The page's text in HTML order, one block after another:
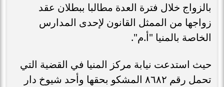
بالزواج خلال فترة العدة مطالبا ببطلان عقد
زواجها من الممثل القانون لإحدى المدارس
الخاصة بالمنيا "أ.م".
حيث استدعت نيابة مركز المنيا في القضية التي
تحمل رقم ٨٦٨٢ المشكو بحقها وأحد شيوخ دار